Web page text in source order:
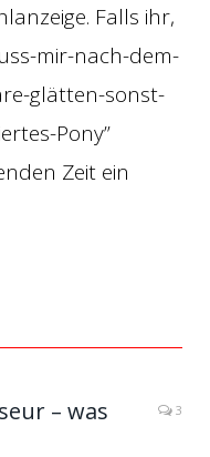
Falls ihr,
mir-nach-dem-
glätten-sonst-
Pony”
Zeit ein
– was
3